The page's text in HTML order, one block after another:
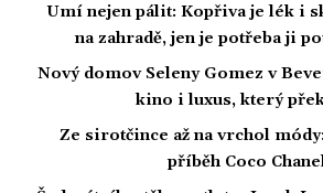
Umí nejen pálit: Kopřiva je lék i
na zahradě, jen je potřeba ji
Nový domov Seleny Gomez v
kino i luxus, který
Ze sirotčince až na vrchol
příběh Coco